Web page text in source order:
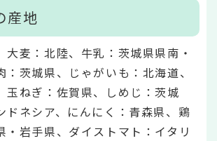
産地
大麦：北陸、牛乳：茨城県県南・
：茨城県、じゃがいも：北海道、
玉ねぎ：佐賀県、しめじ：茨城
ドネシア、にんにく：青森県、鶏
・岩手県、ダイストマト：イタリ